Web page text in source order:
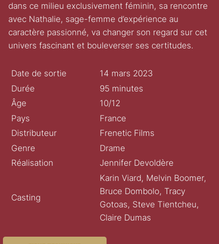
dans ce milieu exclusivement féminin, sa rencontre
avec Nathalie, sage-femme d’expérience au
caractère passionné, va changer son regard sur cet
univers fascinant et bouleverser ses certitudes.
Date de sortie
14 mars 2023
Durée
95 minutes
Âge
10/12
Pays
France
Distributeur
Frenetic Films
Genre
Drame
Réalisation
Jennifer Devoldère
Casting
Karin Viard, Melvin Boomer,
Bruce Dombolo, Tracy
Gotoas, Steve Tientcheu,
Claire Dumas